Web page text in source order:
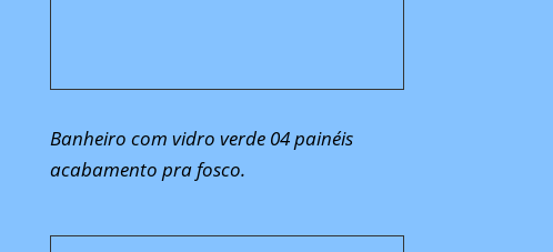
Banheiro com vidro verde 04 painéis
acabamento pra fosco.